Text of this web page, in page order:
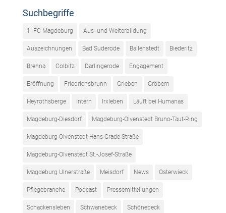
Suchbegriffe
1. FC Magdeburg Aus- und Weiterbildung
Auszeichnungen Bad Suderode Ballenstedt Biederitz
Brehna Colbitz Darlingerode Engagement
Eröffnung Friedrichsbrunn Grieben Gröbern
Heyrothsberge intern Irxleben Läuft bei Humanas
Magdeburg-Diesdorf Magdeburg-Olvenstedt Bruno-Taut-Ring
Magdeburg-Olvenstedt Hans-Grade-Straße
Magdeburg-Olvenstedt St.-Josef-Straße
Magdeburg Ulnerstraße Meisdorf News Osterwieck
Pflegebranche Podcast Pressemitteilungen
Schackensleben Schwanebeck Schönebeck